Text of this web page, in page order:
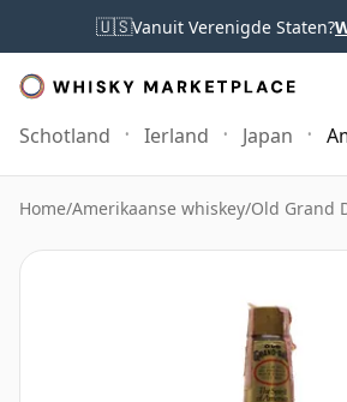
🇺🇸Vanuit Verenigde Staten?
Schotland Ierland Japan
Home/Amerikaanse whiskey/Old Grand